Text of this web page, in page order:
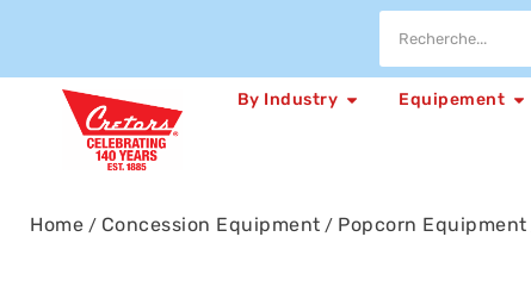
By Industry Equipement
Home / Concession Equipment / Popcorn Equipment